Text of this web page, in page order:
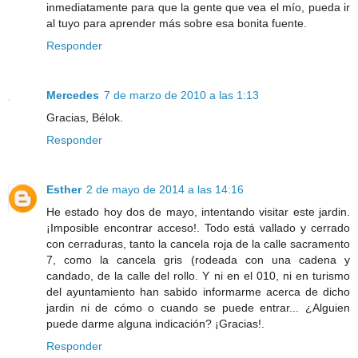
inmediatamente para que la gente que vea el mío, pueda ir
al tuyo para aprender más sobre esa bonita fuente.
Responder
Mercedes 7 de marzo de 2010 a las 1:13
Gracias, Bélok.
Responder
Esther 2 de mayo de 2014 a las 14:16
He estado hoy dos de mayo, intentando visitar este jardin.
¡Imposible encontrar acceso!. Todo está vallado y cerrado
con cerraduras, tanto la cancela roja de la calle sacramento
7, como la cancela gris (rodeada con una cadena y
candado, de la calle del rollo. Y ni en el 010, ni en turismo
del ayuntamiento han sabido informarme acerca de dicho
jardin ni de cómo o cuando se puede entrar... ¿Alguien
puede darme alguna indicación? ¡Gracias!.
Responder